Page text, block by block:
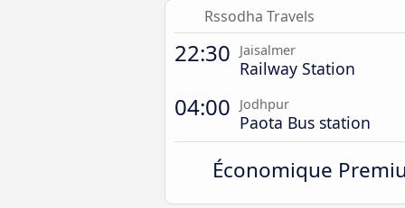
Rssodha Travels
22:30 Jaisalmer
Railway Station
04:00 Jodhpur
Paota Bus station
Économique